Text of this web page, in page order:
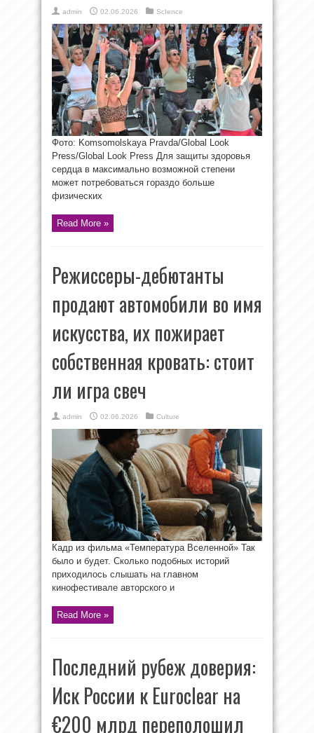
admin 02.06.2026 ScIence
Фото: Komsomolskaya Pravda/Global Look
Press/Global Look Press Для защиты здоровья
сердца в максимально возможной степени
может потребоваться гораздо больше
физических
Read More »
Режиссеры-дебютанты
продают автомобили во имя
искусства, их пожирает
собственная кровать: стоит
ли игра свеч
admin 02.06.2026 Culture
Кадр из фильма «Температура Вселенной» Так
было и будет. Сколько подобных историй
приходилось слышать на главном
кинофестивале авторского и
Read More »
Последний рубеж доверия:
Иск России к Euroclear на
€200 млрд переполошил